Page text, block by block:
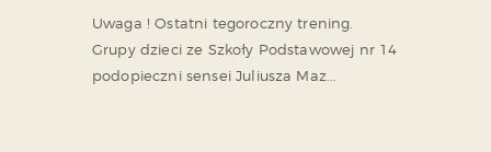
Uwaga ! Ostatni tegoroczny trening.
Grupy dzieci ze Szkoły Podstawowej nr 14
podopieczni sensei Juliusza Maz...